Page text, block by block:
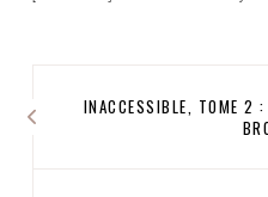
INACCESSIBLE, TOME 2